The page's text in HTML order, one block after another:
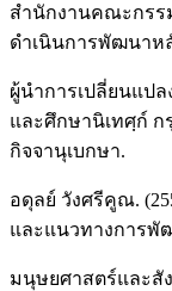
สำนักงานคณะกรร
ดำเนินการพัฒนา
ผู้นำการเปลี่ยนแป
และศึกษานิเทศฺก์
กิจจานุเบกษา.
อดุลย์ วังศรีคูณ.
และแนวทางการพั
มนุษยศาสตร์และสั